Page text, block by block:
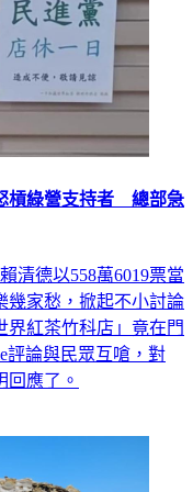
槓綠營支持者 總部急
清德以558萬6019票當
幾家愁，掀起不小討論
界紅茶竹科店」竟在門
評論與民眾互嗆，對
回應了。